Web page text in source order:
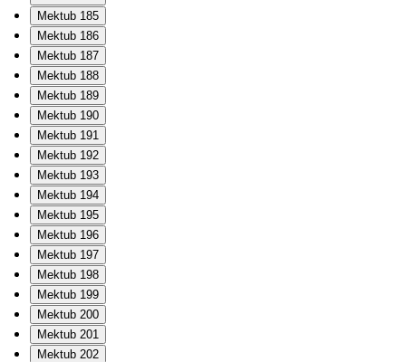
Mektub 185
Mektub 186
Mektub 187
Mektub 188
Mektub 189
Mektub 190
Mektub 191
Mektub 192
Mektub 193
Mektub 194
Mektub 195
Mektub 196
Mektub 197
Mektub 198
Mektub 199
Mektub 200
Mektub 201
Mektub 202